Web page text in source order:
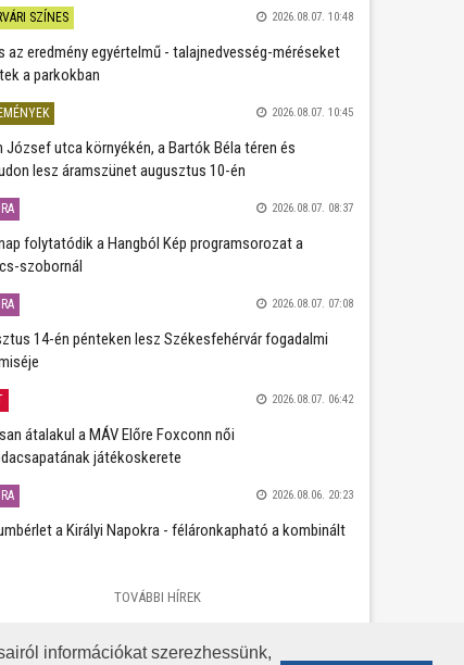
információkat szerezhessünk,
SZÍNES 2026.08.07. 10:48
az eredmény egyértelmű - talajnedvesség-méréseket
a parkokban
2026.08.07. 10:45
József utca környékén, a Bartók Béla téren és
lesz áramszünet augusztus 10-én
2026.08.07. 08:37
folytatódik a Hangból Kép programsorozat a
szobornál
2026.08.07. 07:08
14-én pénteken lesz Székesfehérvár fogadalmi
2026.08.07. 06:42
átalakul a MÁV Előre Foxconn női
játékoskerete
2026.08.06. 20:23
a Királyi Napokra - féláronkapható a kombinált
TOVÁBBI HÍREK
KÖZÉRDEKŰ ADATOK ADATVÉDELEM